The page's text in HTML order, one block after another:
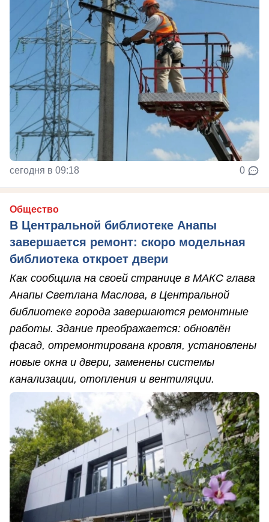
сегодня в 09:18 0
Общество
В Центральной библиотеке Анапы
завершается ремонт: скоро модельная
библиотека откроет двери
Как сообщила на своей странице в МАКС глава
Анапы Светлана Маслова, в Центральной
библиотеке города завершаются ремонтные
работы. Здание преображается: обновлён
фасад, отремонтирована кровля, установлены
новые окна и двери, заменены системы
канализации, отопления и вентиляции.